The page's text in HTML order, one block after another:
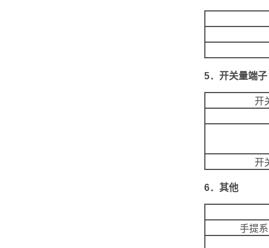
5．开关量端子
开
开
6．其他
手提